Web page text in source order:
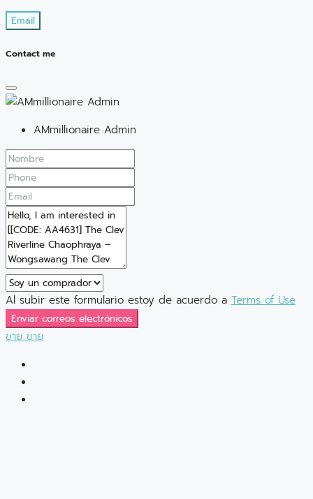
Email
Contact me
AMmillionaire Admin
Al subir este formulario estoy de acuerdo a Terms of Use
Enviar correos electrónicos
ขายขาย